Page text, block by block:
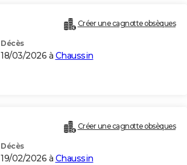
Créer une cagnotte obsèques
Décès
18/03/2026 à Chaussin
Créer une cagnotte obsèques
Décès
19/02/2026 à Chaussin